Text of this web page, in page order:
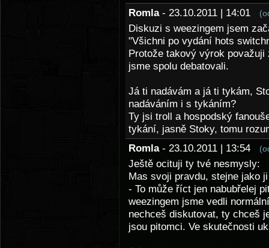
Romla - 23.10.2011 | 14:01
Diskuzi s weezingem jsem
"Všichni po vydání hots
Protože takový výrok
jsme spolu debatovali.
Já ti nadávám a já ti tykám,
nadáváním i s tykáním?
Ty jsi troll a hospodský
tykání, jasně Stoky, tomu
Romla - 23.10.2011 | 13:54
Ještě ocituji ty tvé nesmysly:
Mas svoji pravdu, stejne jako
- To může říct jen nabubřelej
weezingem jsme vedli
nechceš diskutovat, ty chceš
jsou pitomci. Ve skutečnosti